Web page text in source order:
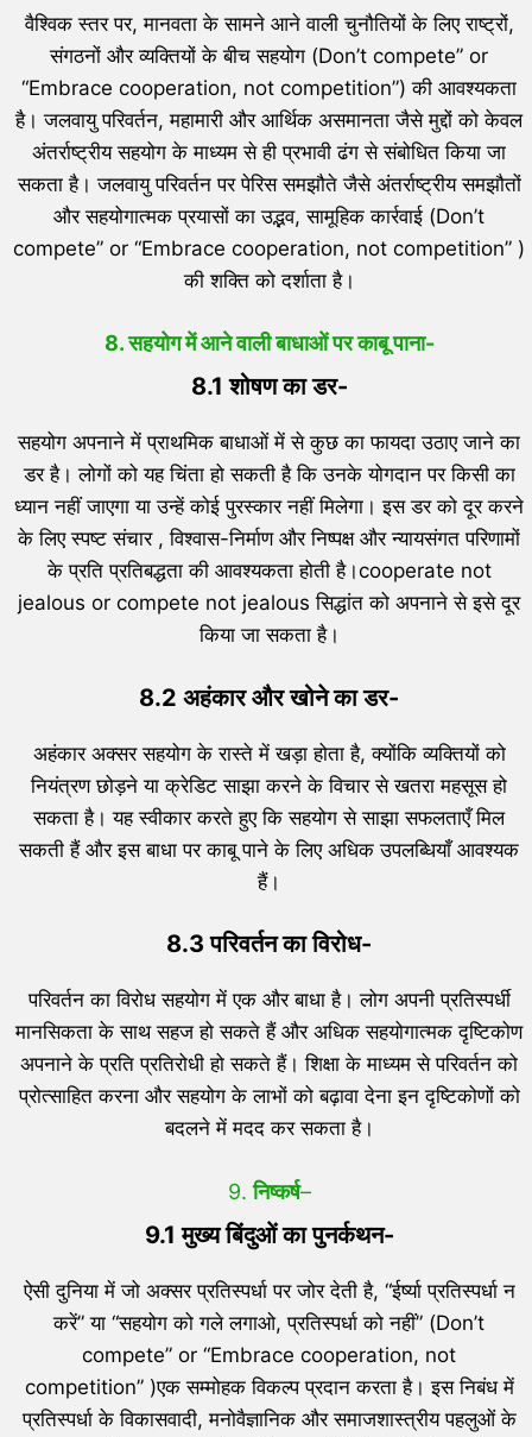
वैश्विक स्तर पर, मानवता के सामने आने वाली चुनौतियों के लिए राष्ट्रों,
संगठनों और व्यक्तियों के बीच सहयोग (Don’t compete” or
“Embrace cooperation, not competition”) की आवश्यकता
है। जलवायु परिवर्तन, महामारी और आर्थिक असमानता जैसे मुद्दों को केवल
अंतर्राष्ट्रीय सहयोग के माध्यम से ही प्रभावी ढंग से संबोधित किया जा
सकता है। जलवायु परिवर्तन पर पेरिस समझौते जैसे अंतर्राष्ट्रीय समझौतों
और सहयोगात्मक प्रयासों का उद्भव, सामूहिक कार्रवाई (Don’t
compete” or “Embrace cooperation, not competition” )
की शक्ति को दर्शाता है।
8. सहयोग में आने वाली बाधाओं पर काबू पाना-
8.1 शोषण का डर-
सहयोग अपनाने में प्राथमिक बाधाओं में से कुछ का फायदा उठाए जाने का
डर है। लोगों को यह चिंता हो सकती है कि उनके योगदान पर किसी का
ध्यान नहीं जाएगा या उन्हें कोई पुरस्कार नहीं मिलेगा। इस डर को दूर करने
के लिए स्पष्ट संचार , विश्वास-निर्माण और निष्पक्ष और न्यायसंगत परिणामों
के प्रति प्रतिबद्धता की आवश्यकता होती है।cooperate not
jealous or compete not jealous सिद्धांत को अपनाने से इसे दूर
किया जा सकता है।
8.2 अहंकार और खोने का डर-
अहंकार अक्सर सहयोग के रास्ते में खड़ा होता है, क्योंकि व्यक्तियों को
नियंत्रण छोड़ने या क्रेडिट साझा करने के विचार से खतरा महसूस हो
सकता है। यह स्वीकार करते हुए कि सहयोग से साझा सफलताएँ मिल
सकती हैं और इस बाधा पर काबू पाने के लिए अधिक उपलब्धियाँ आवश्यक
हैं।
8.3 परिवर्तन का विरोध-
परिवर्तन का विरोध सहयोग में एक और बाधा है। लोग अपनी प्रतिस्पर्धी
मानसिकता के साथ सहज हो सकते हैं और अधिक सहयोगात्मक दृष्टिकोण
अपनाने के प्रति प्रतिरोधी हो सकते हैं। शिक्षा के माध्यम से परिवर्तन को
प्रोत्साहित करना और सहयोग के लाभों को बढ़ावा देना इन दृष्टिकोणों को
बदलने में मदद कर सकता है।
9.निष्कर्ष–
9.1 मुख्य बिंदुओं का पुनर्कथन-
ऐसी दुनिया में जो अक्सर प्रतिस्पर्धा पर जोर देती है, “ईर्ष्या प्रतिस्पर्धा न
करें” या “सहयोग को गले लगाओ, प्रतिस्पर्धा को नहीं” (Don’t
compete” or “Embrace cooperation, not
competition” )एक सम्मोहक विकल्प प्रदान करता है। इस निबंध में
प्रतिस्पर्धा के विकासवादी, मनोवैज्ञानिक और समाजशास्त्रीय पहलुओं के